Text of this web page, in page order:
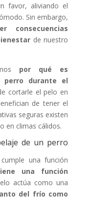
favor, aliviando el
Sin embargo,
consecuencias
de nuestro
por qué es
durante el
cortarle el pelo en
de tener el
seguras existen
en climas cálidos.
de un perro
una función
una función
actúa como una
del frío como